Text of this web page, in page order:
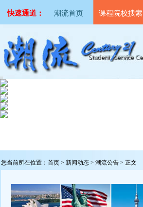
快速通道： 潮流首页 课程院校搜索
您当前所在位置： 首页 > 新闻动态 > 潮流公告 > 正文